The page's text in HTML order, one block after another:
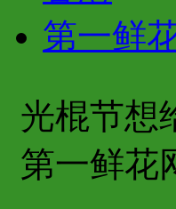
第一鲜
光棍节想
第一鲜花